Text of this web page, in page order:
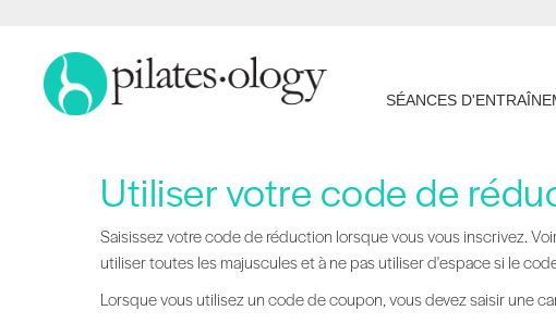
SÉANCES
Utiliser votre code de
Saisissez votre code de réduction lorsque vous vous inscrivez.
utiliser toutes les majuscules et à ne pas utiliser d'espace si le
Lorsque vous utilisez un code de coupon, vous devez saisir une